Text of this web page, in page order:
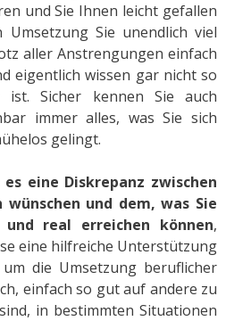
und Sie Ihnen leicht gefallen
Umsetzung Sie unendlich viel
aller Anstrengungen einfach
eigentlich wissen gar nicht so
Sicher kennen Sie auch
immer alles, was Sie sich
gelingt.
eine Diskrepanz zwischen
und dem, was Sie
real erreichen können,
eine hilfreiche Unterstützung
die Umsetzung beruflicher
einfach so gut auf andere zu
in bestimmten Situationen